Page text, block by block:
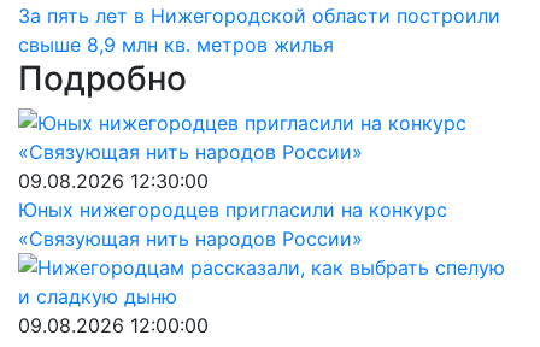
За пять лет в Нижегородской области построили
свыше 8,9 млн кв. метров жилья
Подробно
09.08.2026 12:30:00
Юных нижегородцев пригласили на конкурс
«Связующая нить народов России»
09.08.2026 12:00:00